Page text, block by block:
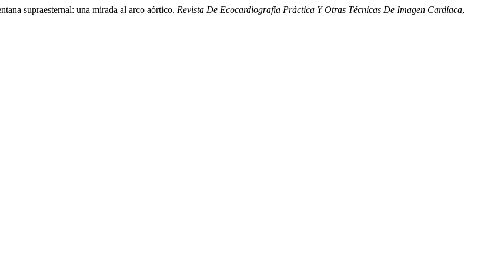
supraesternal: una mirada al arco aórtico. Revista De Ecocardiografía Práctica Y Otras Técnicas De Imagen Cardíaca,